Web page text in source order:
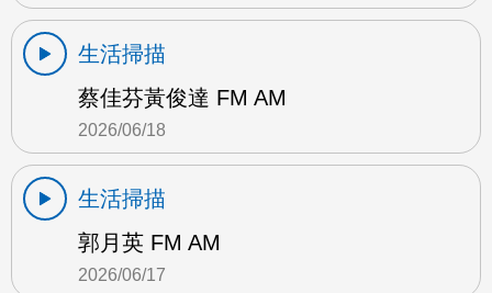
生活掃描
蔡佳芬黃俊達 FM AM
2026/06/18
生活掃描
郭月英 FM AM
2026/06/17